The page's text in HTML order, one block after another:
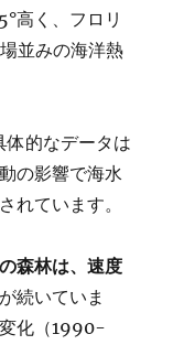
高く、フロリ
並みの海洋熱
的なデータは
の影響で海水
れています。
森林は、速度
が続いていま
化（1990-